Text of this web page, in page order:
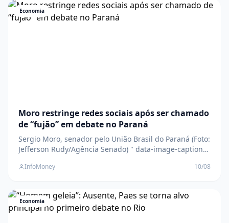
Economia
Moro restringe redes sociais após ser chamado
de “fujão” em debate no Paraná
Sergio Moro, senador pelo União Brasil do Paraná (Foto:
Jefferson Rudy/Agência Senado) " data-image-caption="
Jefferson Rudy/Agência Senado) " data-large-
fit=838%2C57
InfoMoney 10/08
Economia